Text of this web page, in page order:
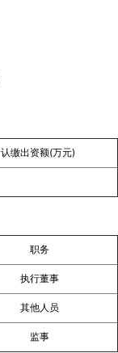
认缴出资额(万元)
职务
执行董事
其他人员
监事